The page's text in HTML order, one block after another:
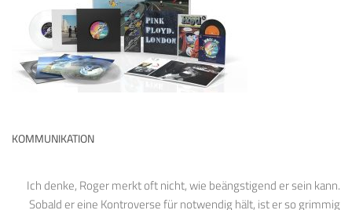
KOMMUNIKATION
Ich denke, Roger merkt oft nicht, wie beängstigend er sein kann.
Sobald er eine Kontroverse für notwendig hält, ist er so grimmig